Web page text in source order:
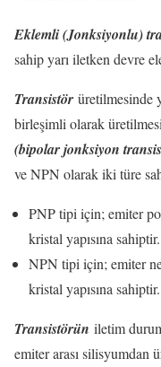
Eklemli (Jonksiyonlu)
sahip yarı iletken devre
Transistör üretilmesinde
birleşimli olarak
(bipolar jonksiyon
ve NPN olarak iki türe
PNP tipi için; emiter
kristal yapısına sahiptir.
NPN tipi için; emiter
kristal yapısına sahiptir.
Transistörün iletim
emiter arası silisyumdan